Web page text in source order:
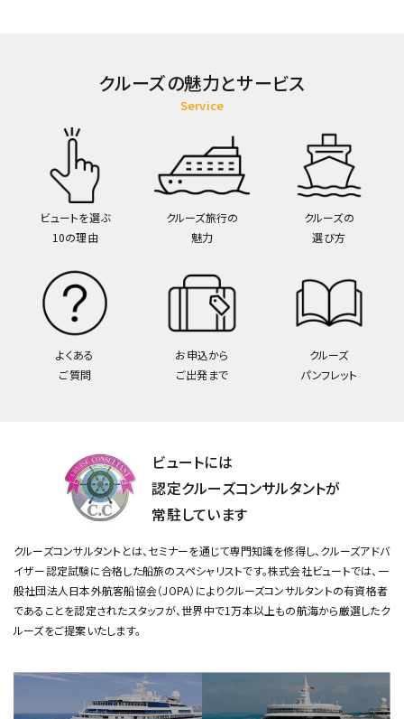
クルーズの魅力とサービス
Service
ビュートを選ぶ
10の理由
クルーズ旅行の
魅力
クルーズの
選び方
よくある
ご質問
お申込から
ご出発まで
クルーズ
パンフレット
ビュートには
認定クルーズコンサルタントが
常駐しています
クルーズコンサルタントとは、セミナーを通じて専門知識を修得し、クルーズアドバ
イザー認定試験に合格した船旅のスペシャリストです。株式会社ビュートでは、一
般社団法人日本外航客船協会（JOPA）によりクルーズコンサルタントの有資格者
であることを認定されたスタッフが、世界中で1万本以上もの航海から厳選したク
ルーズをご提案いたします。